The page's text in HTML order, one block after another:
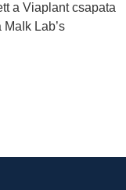
a Viaplant csapata
Lab’s